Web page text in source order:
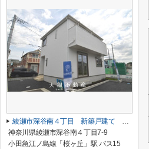
綾瀬市深谷南４丁目 新築戸建て 全5棟【仲介手数料無料】
神奈川県綾瀬市深谷南４丁目7-9
小田急江ノ島線「桜ヶ丘」駅 バス15